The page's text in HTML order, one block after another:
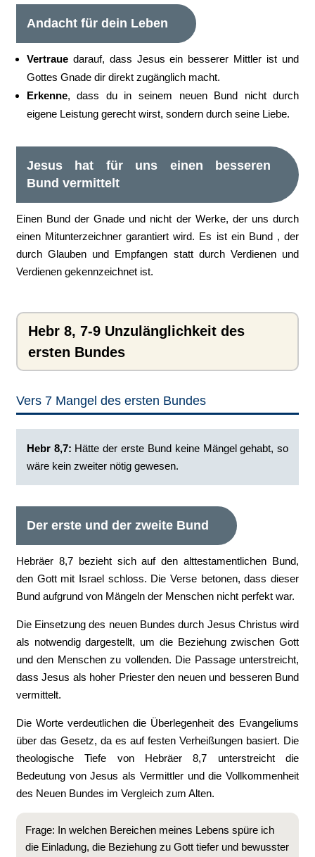
Andacht für dein Leben
Vertrauedarauf, dass Jesus ein besserer Mittler ist und
Gottes Gnade dir direkt zugänglich macht.
Erkenne, dass du in seinem neuen Bund nicht durch
eigene Leistung gerecht wirst, sondern durch seine Liebe.
Jesus hat für uns einen besseren
Bund vermittelt
Einen Bund der Gnade und nicht der Werke, der uns durch
einen Mitunterzeichner garantiert wird. Es ist ein Bund , der
durch Glauben und Empfangen statt durch Verdienen und
Verdienen gekennzeichnet ist.
Hebr 8, 7-9 Unzulänglichkeit des
ersten Bundes
Vers 7 Mangel des ersten Bundes
Hebr 8,7: ‭Hätte der erste Bund keine Mängel gehabt, so
wäre kein zweiter nötig gewesen.
Der erste und der zweite Bund
Hebräer 8,7 bezieht sich auf den alttestamentlichen Bund,
den Gott mit Israel schloss. Die Verse betonen, dass dieser
Bund aufgrund von Mängeln der Menschen nicht perfekt war.
Die Einsetzung des neuen Bundes durch Jesus Christus wird
als notwendig dargestellt, um die Beziehung zwischen Gott
und den Menschen zu vollenden. Die Passage unterstreicht,
dass Jesus als hoher Priester den neuen und besseren Bund
vermittelt.
Die Worte verdeutlichen die Überlegenheit des Evangeliums
über das Gesetz, da es auf festen Verheißungen basiert. Die
theologische Tiefe von Hebräer 8,7 unterstreicht die
Bedeutung von Jesus als Vermittler und die Vollkommenheit
des Neuen Bundes im Vergleich zum Alten.
Frage: In welchen Bereichen meines Lebens spüre ich
die Einladung, die Beziehung zu Gott tiefer und bewusster